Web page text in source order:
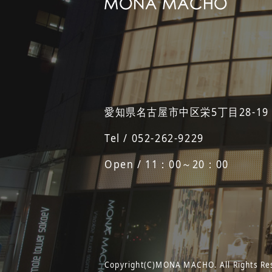
愛知県名古屋市中区栄5丁目28-
Tel / 052-262-9229
Open / 11：00～20：00
Copyright(C)MONA MACHO. All Rights